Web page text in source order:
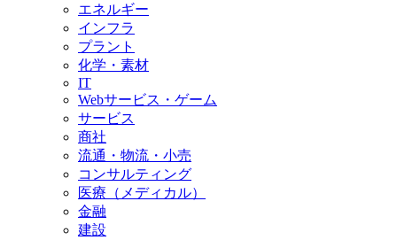
エネルギー
インフラ
プラント
化学・素材
IT
Webサービス・ゲーム
サービス
商社
流通・物流・小売
コンサルティング
医療（メディカル）
金融
建設